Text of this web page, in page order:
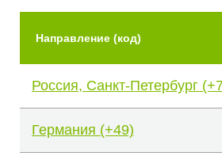
Направление (код)
Россия, Санкт-Петербург
Германия (+49)